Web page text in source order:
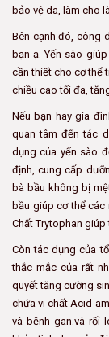
bảo vệ da, làm cho
Bên cạnh đó, công
bạn ạ. Yến sào
cần thiết cho cơ thể
chiều cao tối đa,
Nếu bạn hay gia
quan tâm đến tác
dụng của yến sào
định, cung cấp
bà bầu không bị
bầu giúp cơ thể
Chất Trytophan
Còn tác dụng của
thắc mắc của rất
quyết tăng cường
chứa vi chất Acid
và bệnh gan.và rối